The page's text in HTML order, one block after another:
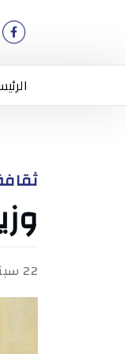
22 سبتمبر 2020 14:45